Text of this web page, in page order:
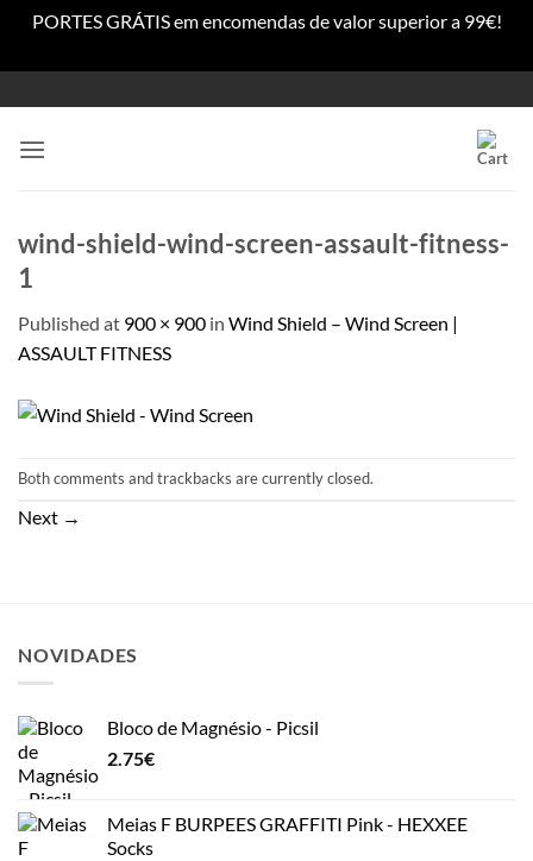
PORTES GRÁTIS em encomendas de valor superior a 99€!
to
content
wind-shield-wind-screen-assault-fitness-
1
Published at 900 × 900 in Wind Shield – Wind Screen |
ASSAULT FITNESS
Both comments and trackbacks are currently closed.
Next →
NOVIDADES
Bloco de Magnésio - Picsil
2.75€
Meias F BURPEES GRAFFITI Pink - HEXXEE
Socks